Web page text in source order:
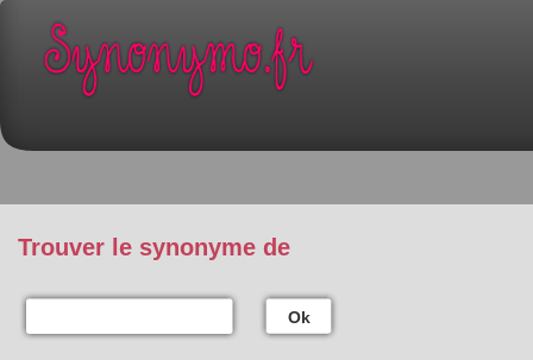
Trouver le synonyme de
Ok